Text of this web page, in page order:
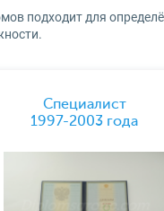
подходит для
Специалист
1997-2003 года